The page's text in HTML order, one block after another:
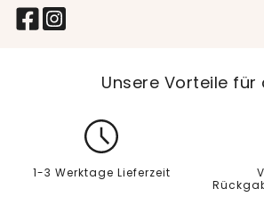
Unsere Vorteile für
1-3 Werktage Lieferzeit